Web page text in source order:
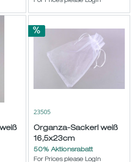
23505
Organza-Sackerl weiß
16,5x23cm
50% Aktionsrabatt
For Prices please LogIn